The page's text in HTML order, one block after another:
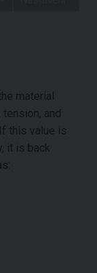
material
and
. If this value is
it is back